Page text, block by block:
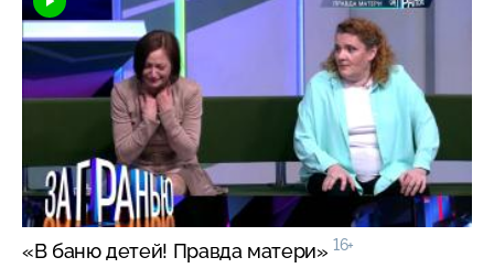
«В баню детей! Правда матери» 16+